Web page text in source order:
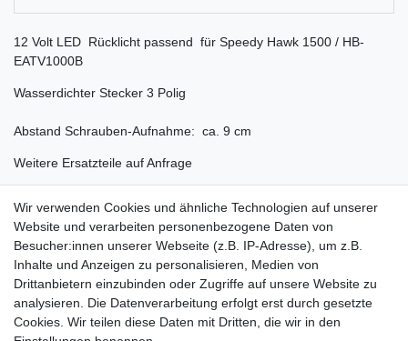
12 Volt LED Rücklicht passend für Speedy Hawk 1500 / HB-
EATV1000B
Wasserdichter Stecker 3 Polig
Abstand Schrauben-Aufnahme: ca. 9 cm
Weitere Ersatzteile auf Anfrage
Rechtliches
AGB
Widerrufsrecht
Impressum
Wir verwenden Cookies und ähnliche Technologien auf unserer
Website und verarbeiten personenbezogene Daten von
Besucher:innen unserer Webseite (z.B. IP-Adresse), um z.B.
Inhalte und Anzeigen zu personalisieren, Medien von
Drittanbietern einzubinden oder Zugriffe auf unsere Website zu
analysieren. Die Datenverarbeitung erfolgt erst durch gesetzte
Cookies. Wir teilen diese Daten mit Dritten, die wir in den